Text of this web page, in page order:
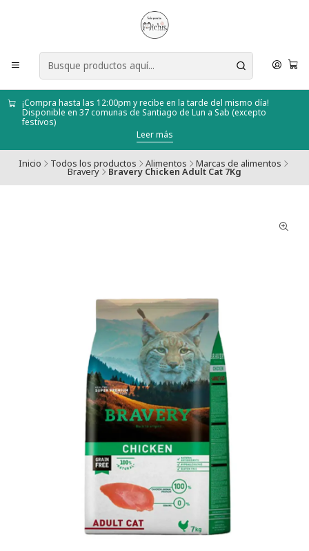
¡Compra hasta las 12:00pm y recibe en la tarde del mismo día!
Disponible en 37 comunas de Santiago de Lun a Sab (excepto
festivos)
Leer más
Inicio Todos los productos Alimentos Marcas de alimentos
Bravery Bravery Chicken Adult Cat 7Kg